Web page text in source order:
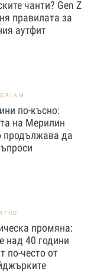
чанти? Gen Z
правилата за
аутфит
по-късно:
на Мерилин
продължава да
промяна:
над 40 години
по-често от